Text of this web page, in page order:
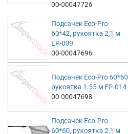
00-00047726
Подсачек Eco-Pro
60*42, рукоятка 2,1 м
EP-009
00-00047696
Подсачек Eco-Pro 60*60
рукоятка 1.55 м EP-014
00-00047698
Подсачек Eco-Pro
60*60, рукоятка 2,1 м